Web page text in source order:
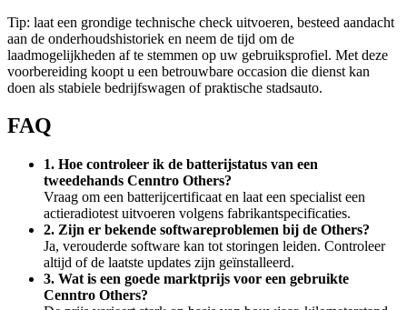
Tip: laat een grondige technische check uitvoeren, besteed aandacht
aan de onderhoudshistoriek en neem de tijd om de
laadmogelijkheden af te stemmen op uw gebruiksprofiel. Met deze
voorbereiding koopt u een betrouwbare occasion die dienst kan
doen als stabiele bedrijfswagen of praktische stadsauto.
FAQ
1. Hoe controleer ik de batterijstatus van een
tweedehands Cenntro Others?
Vraag om een batterijcertificaat en laat een specialist een
actieradiotest uitvoeren volgens fabrikantspecificaties.
2. Zijn er bekende softwareproblemen bij de Others?
Ja, verouderde software kan tot storingen leiden. Controleer
altijd of de laatste updates zijn geïnstalleerd.
3. Wat is een goede marktprijs voor een gebruikte
Cenntro Others?